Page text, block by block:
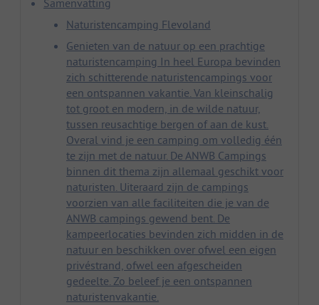
Samenvatting
Naturistencamping Flevoland
Genieten van de natuur op een prachtige
naturistencamping In heel Europa bevinden
zich schitterende naturistencampings voor
een ontspannen vakantie. Van kleinschalig
tot groot en modern, in de wilde natuur,
tussen reusachtige bergen of aan de kust.
Overal vind je een camping om volledig één
te zijn met de natuur. De ANWB Campings
binnen dit thema zijn allemaal geschikt voor
naturisten. Uiteraard zijn de campings
voorzien van alle faciliteiten die je van de
ANWB campings gewend bent. De
kampeerlocaties bevinden zich midden in de
natuur en beschikken over ofwel een eigen
privéstrand, ofwel een afgescheiden
gedeelte. Zo beleef je een ontspannen
naturistenvakantie.